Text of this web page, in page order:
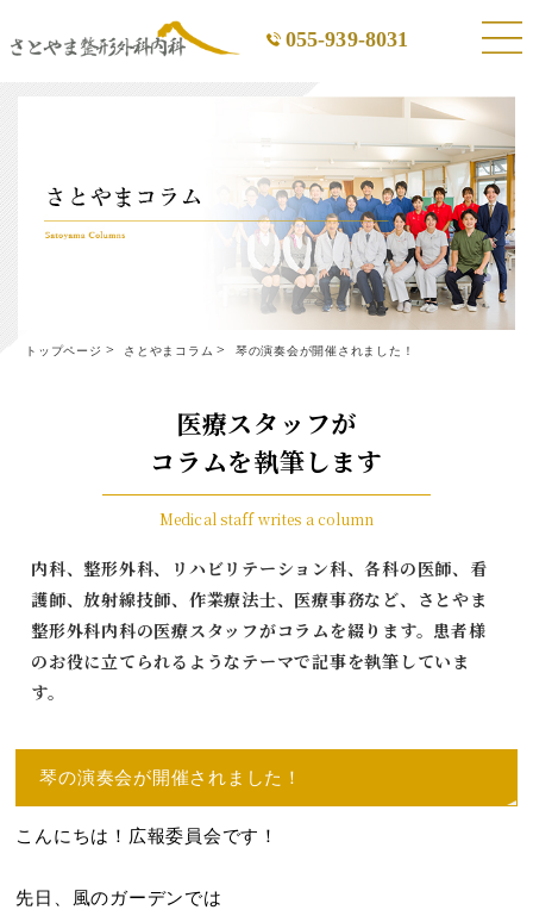
055-939-8031
トップページ さとやまコラム 琴の演奏会が開催されました！
医療スタッフが
コラムを執筆します
Medical staff writes a column
内科、整形外科、リハビリテーション科、各科の医師、看
護師、放射線技師、作業療法士、医療事務など、さとやま
整形外科内科の医療スタッフがコラムを綴ります。患者様
のお役に立てられるようなテーマで記事を執筆していま
す。
琴の演奏会が開催されました！
こんにちは！広報委員会です！
先日、風のガーデンでは